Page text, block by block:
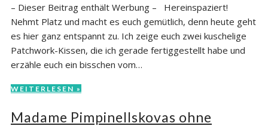
– Dieser Beitrag enthält Werbung – Hereinspaziert!
Nehmt Platz und macht es euch gemütlich, denn heute geht
es hier ganz entspannt zu. Ich zeige euch zwei kuschelige
Patchwork-Kissen, die ich gerade fertiggestellt habe und
erzähle euch ein bisschen vom…
WEITERLESEN »
Madame Pimpinellskovas ohne